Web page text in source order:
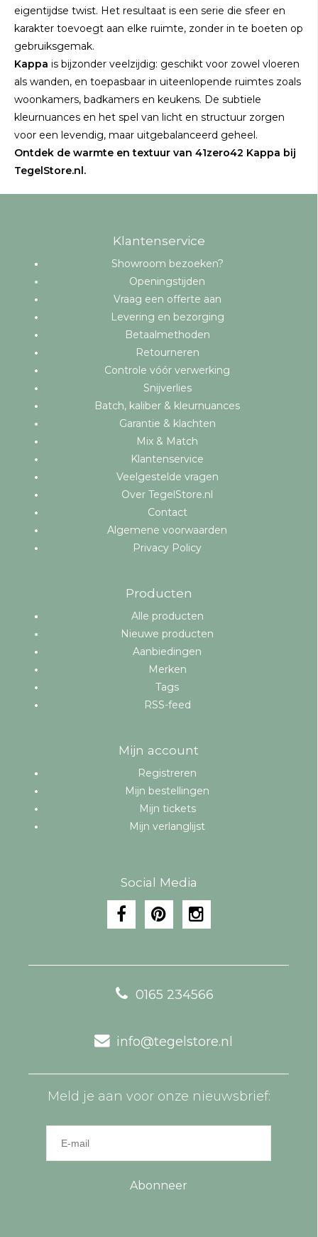
eigentijdse twist. Het resultaat is een serie die sfeer en
karakter toevoegt aan elke ruimte, zonder in te boeten op
gebruiksgemak.
Kappa is bijzonder veelzijdig: geschikt voor zowel vloeren
als wanden, en toepasbaar in uiteenlopende ruimtes zoals
woonkamers, badkamers en keukens. De subtiele
kleurnuances en het spel van licht en structuur zorgen
voor een levendig, maar uitgebalanceerd geheel.
Ontdek de warmte en textuur van 41zero42 Kappa bij
TegelStore.nl.
Klantenservice
Showroom bezoeken?
Openingstijden
Vraag een offerte aan
Levering en bezorging
Betaalmethoden
Retourneren
Controle vóór verwerking
Snijverlies
Batch, kaliber & kleurnuances
Garantie & klachten
Mix & Match
Klantenservice
Veelgestelde vragen
Over TegelStore.nl
Contact
Algemene voorwaarden
Privacy Policy
Producten
Alle producten
Nieuwe producten
Aanbiedingen
Merken
Tags
RSS-feed
Mijn account
Registreren
Mijn bestellingen
Mijn tickets
Mijn verlanglijst
Social Media
0165 234566
info@tegelstore.nl
Meld je aan voor onze nieuwsbrief:
Abonneer